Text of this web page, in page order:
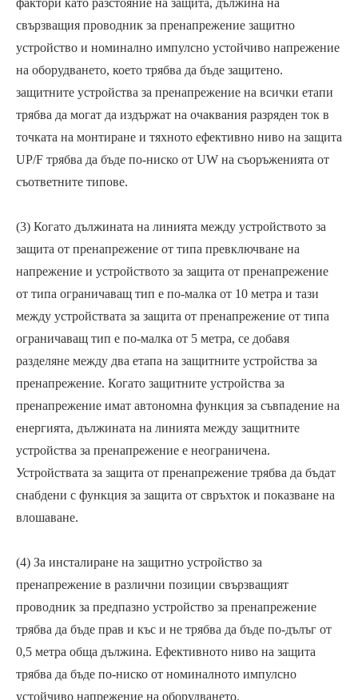
фактори като разстояние на защита, дължина на
свързващия проводник за пренапрежение защитно
устройство и номинално импулсно устойчиво напрежение
на оборудването, което трябва да бъде защитено.
защитните устройства за пренапрежение на всички етапи
трябва да могат да издържат на очаквания разряден ток в
точката на монтиране и тяхното ефективно ниво на защита
UP/F трябва да бъде по-ниско от UW на съоръженията от
съответните типове.
(3) Когато дължината на линията между устройството за
защита от пренапрежение от типа превключване на
напрежение и устройството за защита от пренапрежение
от типа ограничаващ тип е по-малка от 10 метра и тази
между устройствата за защита от пренапрежение от типа
ограничаващ тип е по-малка от 5 метра, се добавя
разделяне между два етапа на защитните устройства за
пренапрежение. Когато защитните устройства за
пренапрежение имат автономна функция за съвпадение на
енергията, дължината на линията между защитните
устройства за пренапрежение е неограничена.
Устройствата за защита от пренапрежение трябва да бъдат
снабдени с функция за защита от свръхток и показване на
влошаване.
(4) За инсталиране на защитно устройство за
пренапрежение в различни позиции свързващият
проводник за предпазно устройство за пренапрежение
трябва да бъде прав и къс и не трябва да бъде по-дълъг от
0,5 метра обща дължина. Ефективното ниво на защита
трябва да бъде по-ниско от номиналното импулсно
устойчиво напрежение на оборудването.